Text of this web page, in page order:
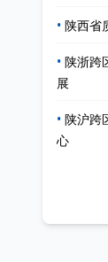
• 陕西省
• 陕浙跨
展
• 陕沪跨
心